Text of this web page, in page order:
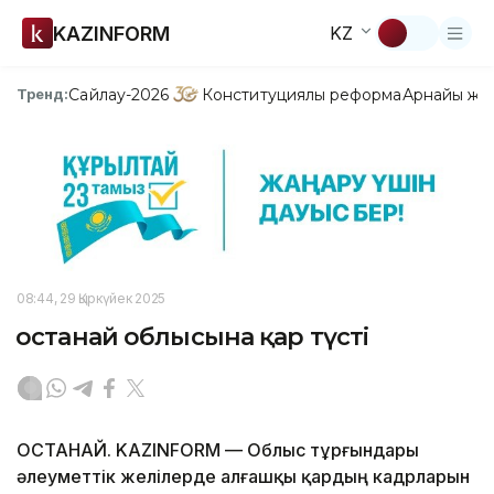
KAZINFORM KZ
Тренд:Сайлау-2026 Конституциялық реформаАрнайы
08:44, 29 Қыркүйек 2025
Қостанай облысына қар түсті
ҚОСТАНАЙ. KAZINFORM — Облыс тұрғындары
әлеуметтік желілерде алғашқы қардың кадрларын